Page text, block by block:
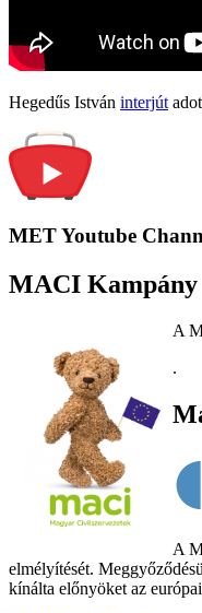
Hegedűs István interjút
MET Youtube
MACI Kampány
A
.
A
elmélyítését.
kínálta előnyöket az